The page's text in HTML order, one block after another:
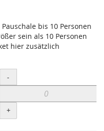
bis 10 Personen
sein als 10 Personen
hier zusätzlich
Menge
-
+